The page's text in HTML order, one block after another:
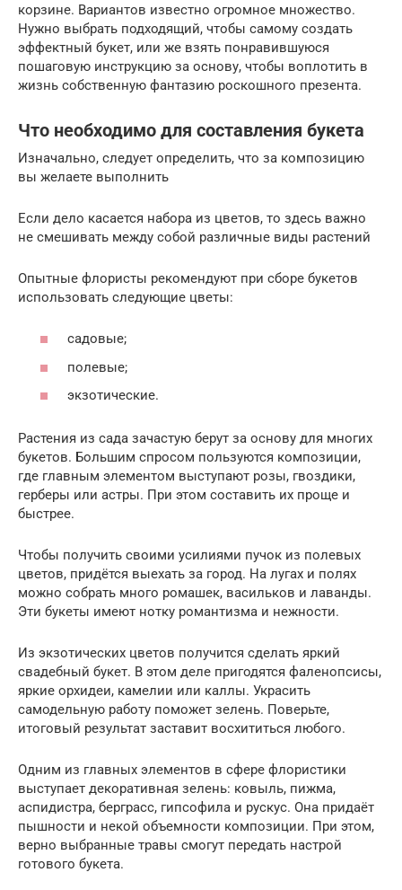
корзине. Вариантов известно огромное множество.
Нужно выбрать подходящий, чтобы самому создать
эффектный букет, или же взять понравившуюся
пошаговую инструкцию за основу, чтобы воплотить в
жизнь собственную фантазию роскошного презента.
Что необходимо для составления букета
Изначально, следует определить, что за композицию
вы желаете выполнить
Если дело касается набора из цветов, то здесь важно
не смешивать между собой различные виды растений
Опытные флористы рекомендуют при сборе букетов
использовать следующие цветы:
садовые;
полевые;
экзотические.
Растения из сада зачастую берут за основу для многих
букетов. Большим спросом пользуются композиции,
где главным элементом выступают розы, гвоздики,
герберы или астры. При этом составить их проще и
быстрее.
Чтобы получить своими усилиями пучок из полевых
цветов, придётся выехать за город. На лугах и полях
можно собрать много ромашек, васильков и лаванды.
Эти букеты имеют нотку романтизма и нежности.
Из экзотических цветов получится сделать яркий
свадебный букет. В этом деле пригодятся фаленопсисы,
яркие орхидеи, камелии или каллы. Украсить
самодельную работу поможет зелень. Поверьте,
итоговый результат заставит восхититься любого.
Одним из главных элементов в сфере флористики
выступает декоративная зелень: ковыль, пижма,
аспидистра, берграсс, гипсофила и рускус. Она придаёт
пышности и некой объемности композиции. При этом,
верно выбранные травы смогут передать настрой
готового букета.